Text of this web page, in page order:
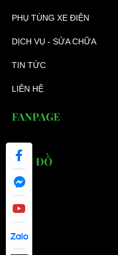
PHỤ TÙNG XE ĐIỆN
DỊCH VỤ - SỬA CHỮA
TIN TỨC
LIÊN HỆ
FANPAGE
BẢN ĐỒ